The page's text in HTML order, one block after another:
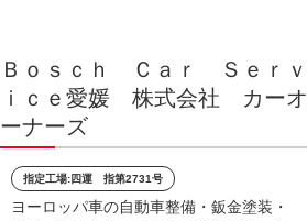
Ｂｏｓｃｈ Ｃａｒ Ｓｅｒｖ
ｉｃｅ愛媛 株式会社 カーオ
ーナーズ
指定工場:四運 指第2731号
ヨーロッパ車の自動車整備・鈑金塗装・